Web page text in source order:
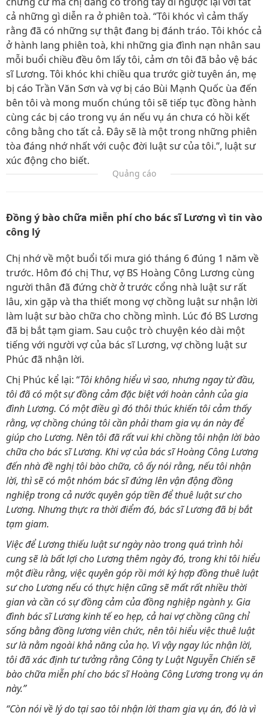
cả những gì diễn ra ở phiên toà. “Tôi khóc vì cảm thấy
rằng đã có những sự thật đang bị đánh tráo. Tôi khóc cả
ở hành lang phiên toà, khi những gia đình nạn nhân sau
mỗi buổi chiều đều ôm lấy tôi, cảm ơn tôi đã bảo vệ bác
sĩ Lương. Tôi khóc khi chiều qua trước giờ tuyên án, mẹ
bị cáo Trần Văn Sơn và vợ bị cáo Bùi Mạnh Quốc ùa đến
bên tôi và mong muốn chúng tôi sẽ tiếp tục đồng hành
cùng các bị cáo trong vụ án nếu vụ án chưa có hồi kết
công bằng cho tất cả. Đây sẽ là một trong những phiên
tòa đáng nhớ nhất với cuộc đời luật sư của tôi.”, luật sư
xúc động cho biết.
Quảng cáo
Đồng ý bào chữa miễn phí cho bác sĩ Lương vì tin vào
công lý
Chị nhớ về một buổi tối mưa gió tháng 6 đúng 1 năm về
trước. Hôm đó chị Thư, vợ BS Hoàng Công Lương cùng
người thân đã đứng chờ ở trước cổng nhà luật sư rất
lâu, xin gặp và tha thiết mong vợ chồng luật sư nhận lời
làm luật sư bào chữa cho chồng mình. Lúc đó BS Lương
đã bị bắt tạm giam. Sau cuộc trò chuyện kéo dài một
tiếng với người vợ của bác sĩ Lương, vợ chồng luật sư
Phúc đã nhận lời.
Chị Phúc kể lại: “Tôi không hiểu vì sao, nhưng ngay từ đầu,
tôi đã có một sự đồng cảm đặc biệt với hoàn cảnh của gia
đình Lương. Có một điều gì đó thôi thúc khiến tôi cảm thấy
rằng, vợ chồng chúng tôi cần phải tham gia vụ án này để
giúp cho Lương. Nên tôi đã rất vui khi chồng tôi nhận lời bào
chữa cho bác sĩ Lương. Khi vợ của bác sĩ Hoàng Công Lương
đến nhà đề nghị tôi bào chữa, cô ấy nói rằng, nếu tôi nhận
lời, thì sẽ có một nhóm bác sĩ đứng lên vận động đồng
nghiệp trong cả nước quyên góp tiền để thuê luật sư cho
Lương. Nhưng thực ra thời điểm đó, bác sĩ Lương đã bị bắt
tạm giam.
Việc để Lương thiếu luật sư ngày nào trong quá trình hỏi
cung sẽ là bất lợi cho Lương thêm ngày đó, trong khi tôi hiểu
một điều rằng, việc quyên góp rồi mới ký hợp đồng thuê luật
sư cho Lương nếu có thực hiện cũng sẽ mất rất nhiều thời
gian và cần có sự đồng cảm của đồng nghiệp ngành y. Gia
đình bác sĩ Lương kinh tế eo hẹp, cả hai vợ chồng cũng chỉ
sống bằng đồng lương viên chức, nên tôi hiểu việc thuê luật
sư là nằm ngoài khả năng của họ. Vì vậy ngay lúc nhận lời,
tôi đã xác định tư tưởng rằng Công ty Luật Nguyễn Chiến sẽ
bào chữa miễn phí cho bác sĩ Hoàng Công Lương trong vụ án
này.”
“Còn nói về lý do tại sao tôi nhận lời tham gia vụ án, đó là vì